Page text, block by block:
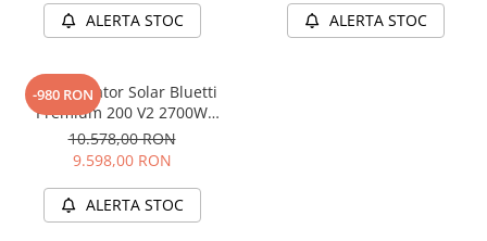
ALERTA STOC ALERTA STOC
-980 RON
Kit Generator Solar Bluetti
Premium 200 V2 2700W
2074Wh + panou 200W
10.578,00 RON
9.598,00 RON
ALERTA STOC